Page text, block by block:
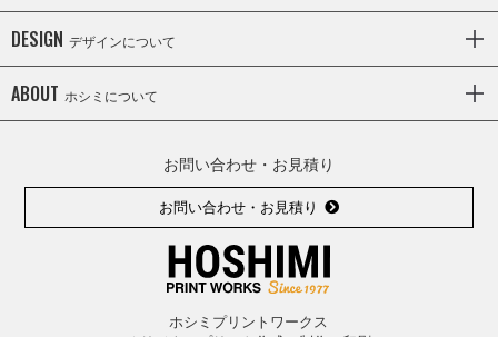
DESIGN デザインについて
ABOUT ホシミについて
お問い合わせ・お見積り
お問い合わせ・お見積り
ホシミプリントワークス